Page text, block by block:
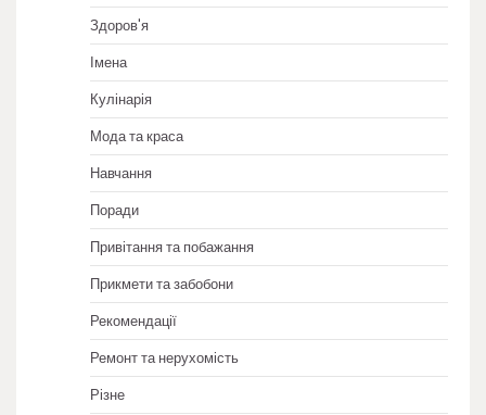
Здоров'я
Імена
Кулінарія
Мода та краса
Навчання
Поради
Привітання та побажання
Прикмети та забобони
Рекомендації
Ремонт та нерухомість
Різне